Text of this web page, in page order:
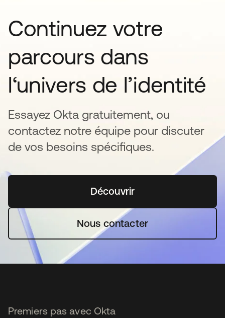
Continuez votre
parcours dans
l‘univers de l’identité
Essayez Okta gratuitement, ou
contactez notre équipe pour discuter
de vos besoins spécifiques.
Découvrirs’ouvre dans un nouvel
Nous contacter
Premiers pas avec Okta